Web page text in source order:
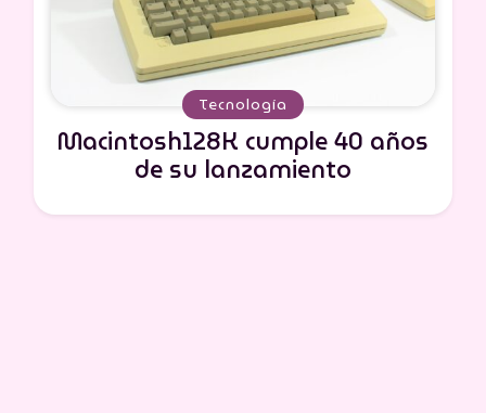
Tecnología
Macintosh128K cumple 40 años
de su lanzamiento